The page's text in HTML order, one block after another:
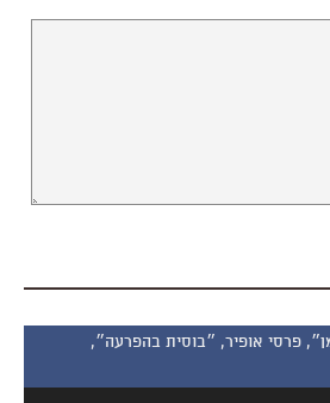
״ספיידרמן״, פרסי אופיר, ״בוסית בהפרעה״,